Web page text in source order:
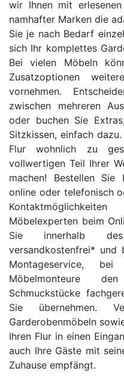
wir Ihnen mit
namhafter Marken die
Sie je nach Bedarf
sich Ihr komplettes
Bei vielen Möbeln
Zusatzoptionen
vornehmen.
zwischen mehreren
oder buchen Sie
Sitzkissen, einfach
Flur wohnlich zu
vollwertigen Teil Ihrer
machen! Bestellen Sie
online oder telefonisch
Möbelexperten beim
Sie innerhalb des
versandkostenfrei* und
Montageservice,
Möbelmonteure
Schmuckstücke
Sie übernehmen.
Garderobenmöbeln
Ihren Flur in einen
auch Ihre Gäste mit
Zuhause empfängt.